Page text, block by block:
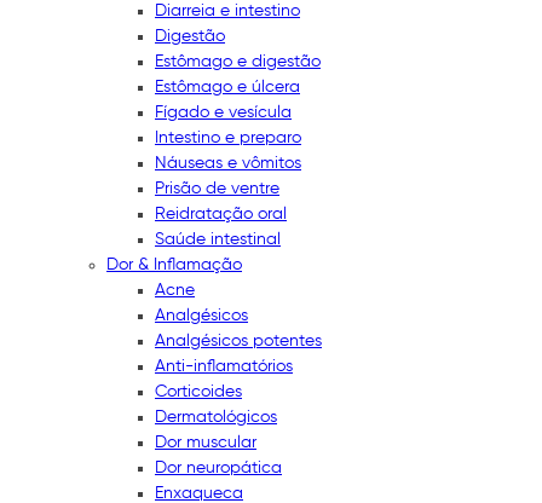
Diarreia e intestino
Digestão
Estômago e digestão
Estômago e úlcera
Fígado e vesícula
Intestino e preparo
Náuseas e vômitos
Prisão de ventre
Reidratação oral
Saúde intestinal
Dor & Inflamação
Acne
Analgésicos
Analgésicos potentes
Anti-inflamatórios
Corticoides
Dermatológicos
Dor muscular
Dor neuropática
Enxaqueca